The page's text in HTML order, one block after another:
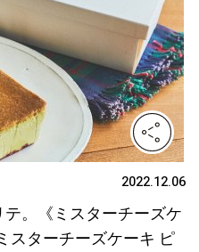
2022.12.06
。《ミスターチーズケ
スターチーズケーキ ピ